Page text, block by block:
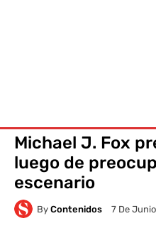
Michael J. Fox
luego de
escenario
By Contenidos 7 De